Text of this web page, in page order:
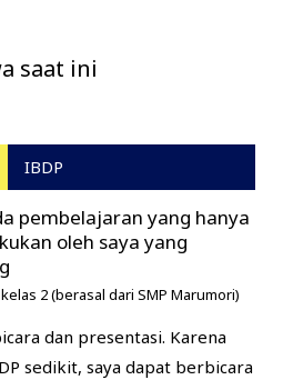
saat ini
IBDP
pembelajaran yang hanya
oleh saya yang
2 (berasal dari SMP Marumori)
dan presentasi. Karena
sedikit, saya dapat berbicara